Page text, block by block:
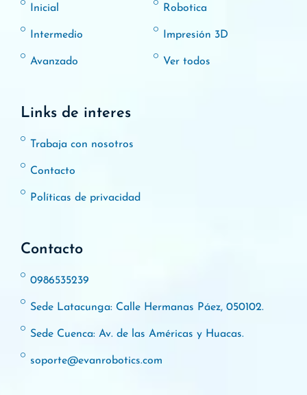
Inicial
Intermedio
Avanzado
Robotica
Impresión 3D
Ver todos
Links de interes
Trabaja con nosotros
Contacto
Políticas de privacidad
Contacto
0986535239
Sede Latacunga: Calle Hermanas Páez, 050102.
Sede Cuenca: Av. de las Américas y Huacas.
soporte@evanrobotics.com